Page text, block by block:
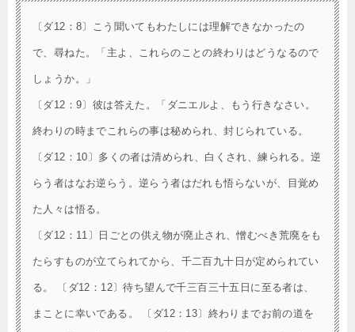
〔ダ12：8〕こう聞いてもわたしには理解できなかったの
で、尋ねた。「主よ、これらのことの終わりはどうなるので
しょうか。」
〔ダ12：9〕彼は答えた。「ダニエルよ、もう行きなさい。
終わりの時までこれらの事は秘められ、封じられている。
〔ダ12：10〕多くの者は清められ、白くされ、練られる。逆
らう者はなお逆らう。逆らう者はだれも悟らないが、目覚め
た人々は悟る。
〔ダ12：11〕日ごとの供え物が廃止され、憎むべき荒廃をも
たらすものが立てられてから、千二百九十日が定められてい
る。 〔ダ12：12〕待ち望んで千三百三十五日に至る者は、
まことに幸いである。 〔ダ12：13〕終わりまでお前の道を